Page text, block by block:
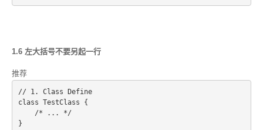
1.6 左大括号不要另起一行
推荐
// 1. Class Define
class TestClass {
    /* ... */
}